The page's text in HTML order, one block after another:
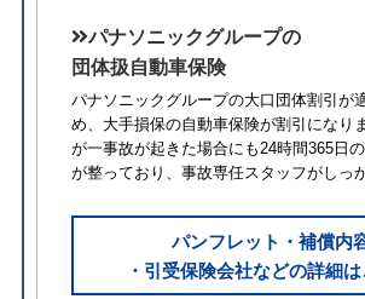
パナソニックグループの
団体扱自動車保険
パナソニックグループの大口団体割引が
め、⼤⼿損保の自動車保険が割引になり
が一事故が起きた場合にも24時間365日
が整っており、事故専任スタッフがしっ
パンフレット・補償内
・引受保険会社などの詳細